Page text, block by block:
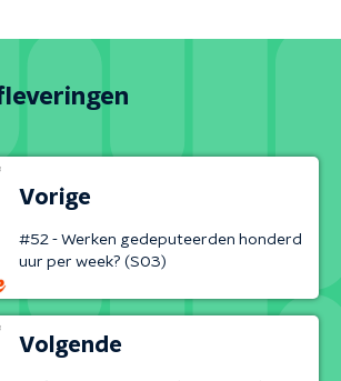
Vorige
#52 - Werken gedeputeerden honderd
uur per week? (S03)
Volgende